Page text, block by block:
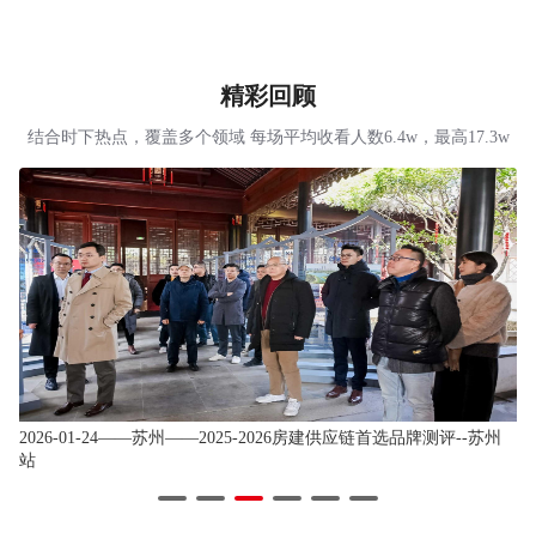
精彩回顾
结合时下热点，覆盖多个领域 每场平均收看人数6.4w，最高17.3w
2026-01-24——苏州——2025-2026房建供应链首选品牌测评--苏州
站